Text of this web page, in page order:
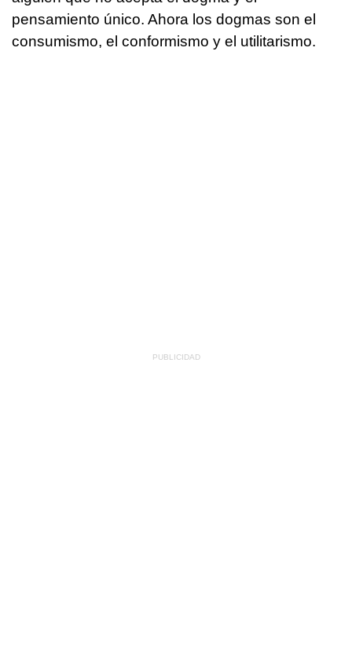
pensamiento único. Ahora los dogmas son el
consumismo, el conformismo y el utilitarismo.